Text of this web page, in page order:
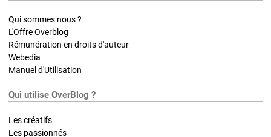
Qui sommes nous ?
L'Offre Overblog
Rémunération en droits d'auteur
Webedia
Manuel d'Utilisation
Qui utilise OverBlog ?
Les créatifs
Les passionnés